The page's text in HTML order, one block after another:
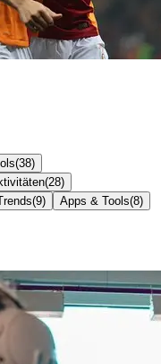
(38)
(28)
(9) Apps & Tools(8)